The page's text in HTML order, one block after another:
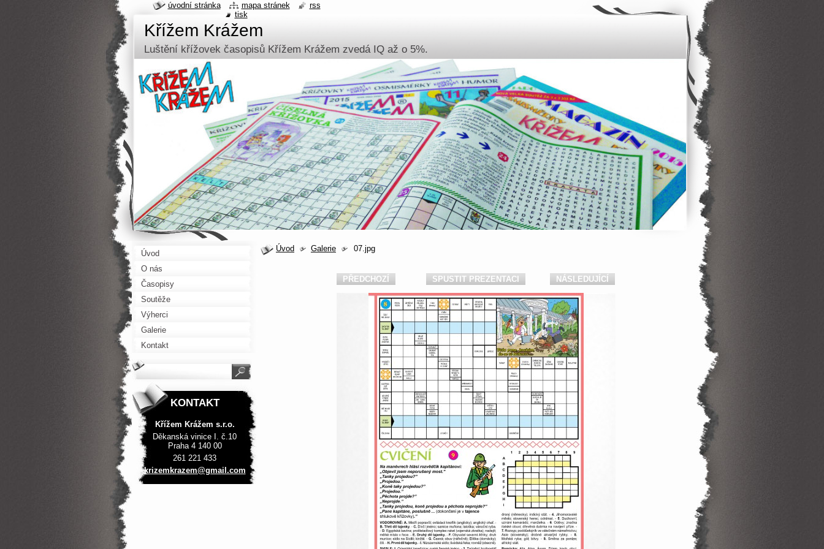
Křížem Krážem
Luštění křížovek časopisů Křížem Krážem zvedá IQ až o 5%.
Úvod Galerie 07.jpg
PŘEDCHOZÍ SPUSTIT PREZENTACI NÁSLEDUJÍCÍ
Úvod
O nás
Časopisy
Soutěže
Výherci
Galerie
Kontakt
KONTAKT
Křížem Krážem s.r.o.
Děkanská vinice I. č.10
Praha 4 140 00
261 221 433
krizemkrazem@gmail.com
úvodní stránka mapa stránek
rss
tisk